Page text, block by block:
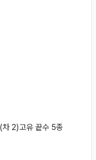
차 2)고유 끝수 5종